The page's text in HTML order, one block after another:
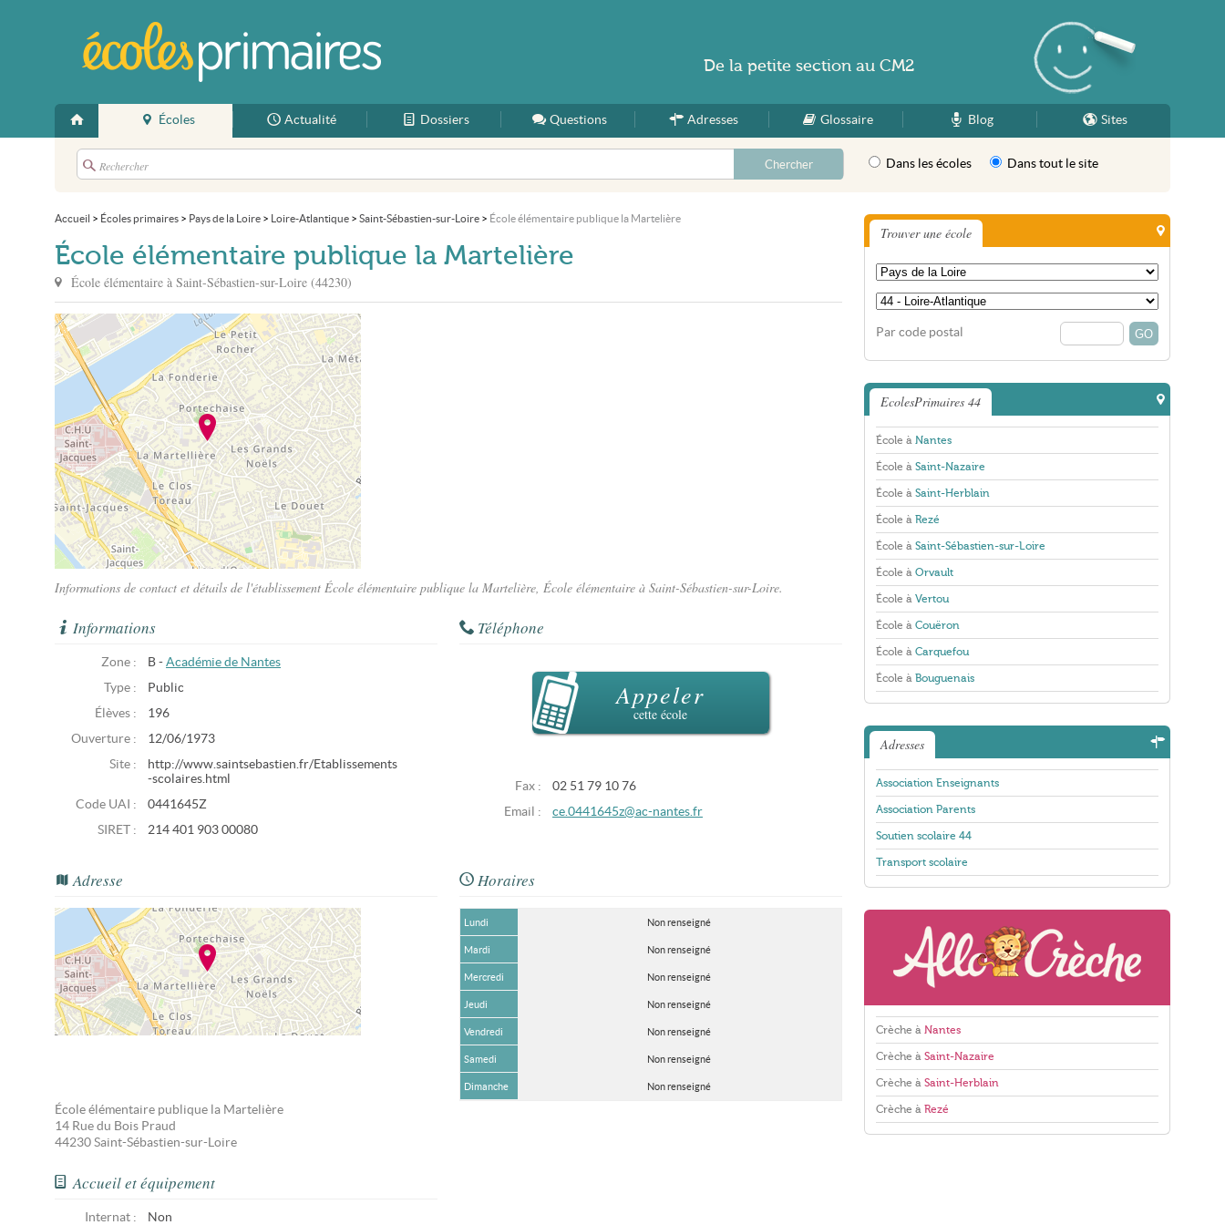
Accueil
Écoles Actualité Dossiers Questions Adresses Glossaire Blog Sites
Dans les écoles Dans tout le site
Accueil > Écoles primaires > Pays de la Loire > Loire-Atlantique > Saint-Sébastien-sur-Loire > École élémentaire publique la Martelière
École élémentaire publique la Martelière
École élémentaire à Saint-Sébastien-sur-Loire (44230)
Informations de contact et détails de l'établissement École élémentaire publique la Martelière, École élémentaire à Saint-Sébastien-sur-Loire.
Informations
Zone : B - Académie de Nantes
Type :
Public
Élèves :
196
Ouverture :
12/06/1973
Site :
http://www.saintsebastien.fr/Etablissements
-scolaires.html
Code UAI :
0441645Z
SIRET :
214 401 903 00080
Téléphone
Appeler
cette école
Fax :
02 51 79 10 76
Email :
ce.0441645z@ac-nantes.fr
Adresse
École élémentaire publique la Martelière
14 Rue du Bois Praud
44230 Saint-Sébastien-sur-Loire
Horaires
Lundi Non renseigné
Mardi Non renseigné
Mercredi Non renseigné
Jeudi Non renseigné
Vendredi Non renseigné
Samedi Non renseigné
Dimanche Non renseigné
Accueil et équipement
Internat : Non
Trouver une école
Par code postal
EcolesPrimaires 44
École à Nantes
École à Saint-Nazaire
École à Saint-Herblain
École à Rezé
École à Saint-Sébastien-sur-Loire
École à Orvault
École à Vertou
École à Couëron
École à Carquefou
École à Bouguenais
Adresses
Association Enseignants
Association Parents
Soutien scolaire 44
Transport scolaire
Crèche à Nantes
Crèche à Saint-Nazaire
Crèche à Saint-Herblain
Crèche à Rezé
De la petite section au CM2